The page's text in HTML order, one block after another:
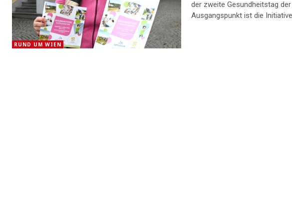
RUND UM WIEN
der zweite Gesundheitstag
Ausgangspunkt ist die